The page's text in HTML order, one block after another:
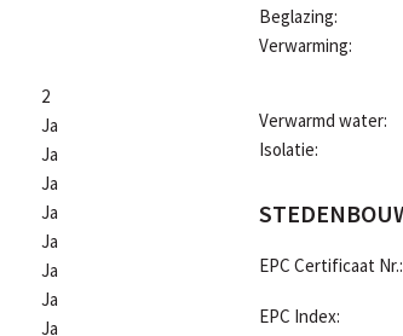
2
Ja
Ja
Ja
Ja
Ja
Ja
Ja
Ja
Beglazing:
Verwarming:
Verwarmd water:
Isolatie:
EPC Certificaat Nr.:
EPC Index: